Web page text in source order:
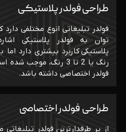
طراحی فولدر پلاستیکی
فولدر تبلیغاتی انوع مختلفی دارد
توان به فولدر پلاستیکی
پلاستیکی کاربرد بیشتری دارد
رنگ یا 2 تا 3 رنگ،
فولدر اختصاصی داشته باشد.
طراحی فولدر اختصاصی
از پر طرفدارترین فولدر